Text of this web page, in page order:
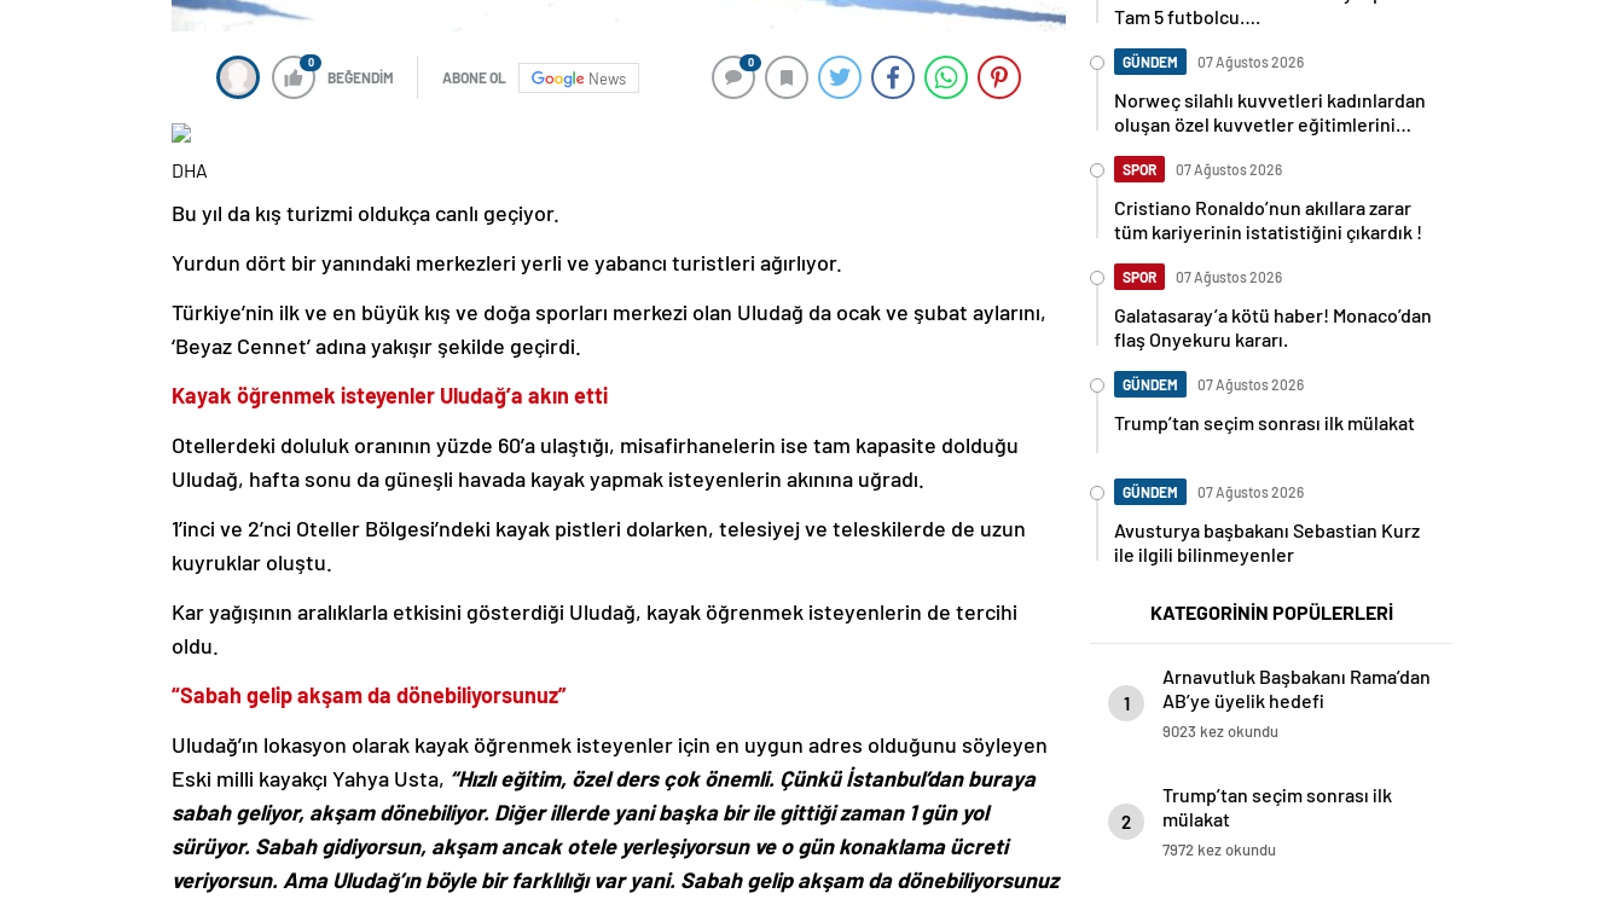
0
BEĞENDİM ABONE OL News
0
DHA
Bu yıl da kış turizmi oldukça canlı geçiyor.
Yurdun dört bir yanındaki merkezleri yerli ve yabancı turistleri ağırlıyor.
Türkiye’nin ilk ve en büyük kış ve doğa sporları merkezi olan Uludağ da ocak ve şubat aylarını,
‘Beyaz Cennet’ adına yakışır şekilde geçirdi.
Kayak öğrenmek isteyenler Uludağ’a akın etti
Otellerdeki doluluk oranının yüzde 60’a ulaştığı, misafirhanelerin ise tam kapasite dolduğu
Uludağ, hafta sonu da güneşli havada kayak yapmak isteyenlerin akınına uğradı.
1’inci ve 2’nci Oteller Bölgesi’ndeki kayak pistleri dolarken, telesiyej ve teleskilerde de uzun
kuyruklar oluştu.
Kar yağışının aralıklarla etkisini gösterdiği Uludağ, kayak öğrenmek isteyenlerin de tercihi
oldu.
“Sabah gelip akşam da dönebiliyorsunuz”
Uludağ’ın lokasyon olarak kayak öğrenmek isteyenler için en uygun adres olduğunu söyleyen
Eski milli kayakçı Yahya Usta, “Hızlı eğitim, özel ders çok önemli. Çünkü İstanbul’dan buraya
sabah geliyor, akşam dönebiliyor. Diğer illerde yani başka bir ile gittiği zaman 1 gün yol
sürüyor. Sabah gidiyorsun, akşam ancak otele yerleşiyorsun ve o gün konaklama ücreti
veriyorsun. Ama Uludağ’ın böyle bir farklılığı var yani. Sabah gelip akşam da dönebiliyorsunuz
Tam 5 futbolcu….
GÜNDEM 07 Ağustos 2026
Norweç silahlı kuvvetleri kadınlardan
oluşan özel kuvvetler eğitimlerini
SPOR 07 Ağustos 2026
Cristiano Ronaldo’nun akıllara zarar
tüm kariyerinin istatistiğini çıkardık !
SPOR 07 Ağustos 2026
Galatasaray’a kötü haber! Monaco’dan
flaş Onyekuru kararı.
GÜNDEM 07 Ağustos 2026
Trump’tan seçim sonrası ilk mülakat
GÜNDEM 07 Ağustos 2026
Avusturya başbakanı Sebastian Kurz
ile ilgili bilinmeyenler
KATEGORİNİN POPÜLERLERİ
1
Arnavutluk Başbakanı Rama’dan
AB’ye üyelik hedefi
9023 kez okundu
2
Trump’tan seçim sonrası ilk
mülakat
7972 kez okundu